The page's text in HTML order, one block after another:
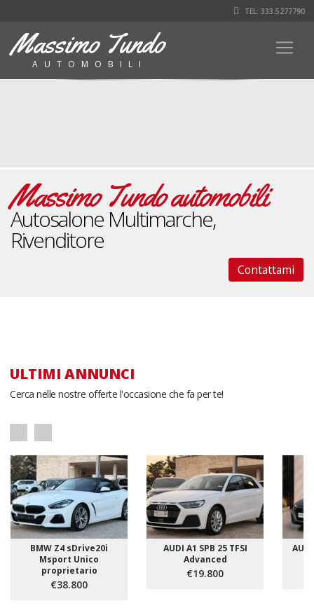
TEL: 333.5277790
Massimo Tundo
AUTOMOBILI
Massimo Tundo automobili
Autosalone Multimarche,
Rivenditore
Contattami
ULTIMI ANNUNCI
Cerca nelle nostre offerte l'occasione che fa per te!
BMW Z4 sDrive20i
Msport Unico
proprietario
€38.800
AUDI A1 SPB 25 TFSI
Advanced
€19.800